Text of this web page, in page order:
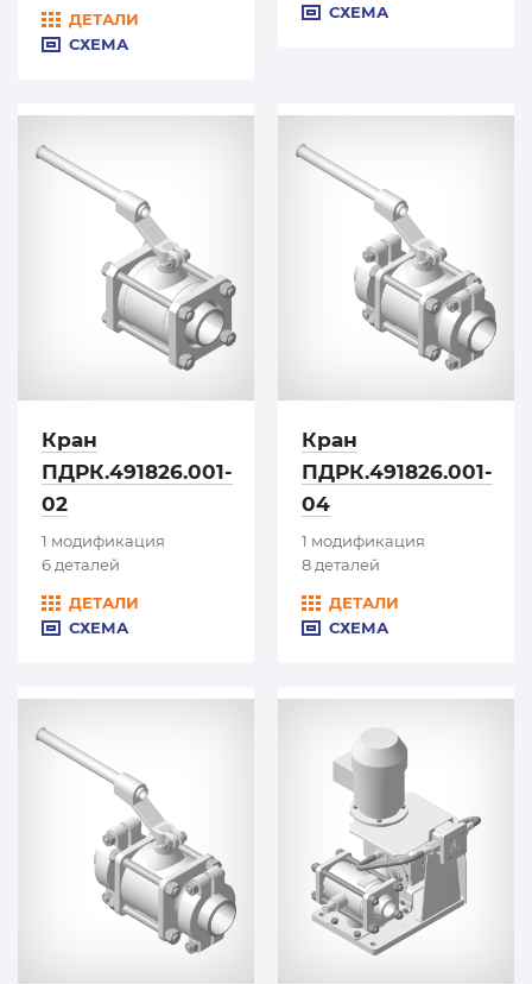
ДЕТАЛИ
СХЕМА
СХЕМА
Кран
ПДРК.491826.001-
02
1 модификация
6 деталей
ДЕТАЛИ
СХЕМА
Кран
ПДРК.491826.001-
04
1 модификация
8 деталей
ДЕТАЛИ
СХЕМА